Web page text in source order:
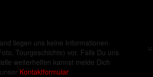
×
liegen uns keine Informationen
Tourgeschichte) vor. Falls Du uns
weiterhelfen kannst melde Dich
Kontaktformular.